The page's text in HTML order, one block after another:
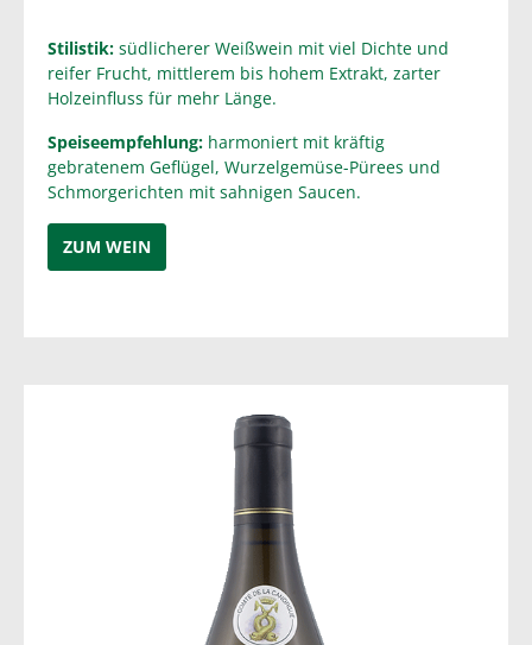
Stilistik: südlicherer Weißwein mit viel Dichte und
reifer Frucht, mittlerem bis hohem Extrakt, zarter
Holzeinfluss für mehr Länge.
Speiseempfehlung: harmoniert mit kräftig
gebratenem Geflügel, Wurzelgemüse-Pürees und
Schmorgerichten mit sahnigen Saucen.
ZUM WEIN